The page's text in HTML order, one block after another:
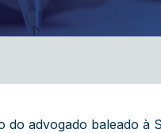
do advogado baleado à